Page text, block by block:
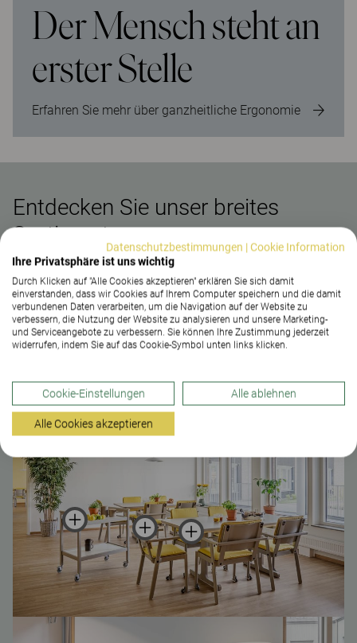
Der Mensch steht an
erster Stelle
Erfahren Sie mehr über ganzheitliche Ergonomie
Entdecken Sie unser breites
Sortiment
Lassen Sie sich inspirieren und lernen Sie unsere
nachhaltigen Möbel und flexiblen
Einrichtungslösungen kennen. Ein Design, das
Funktion und Ästhetik hervorragend vereint.
Datenschutzbestimmungen |Cookie Information
Ihre Privatsphäre ist uns wichtig
Durch Klicken auf "Alle Cookies akzeptieren" erklären Sie sich damit
einverstanden, dass wir Cookies auf Ihrem Computer speichern und die damit
verbundenen Daten verarbeiten, um die Navigation auf der Website zu
verbessern, die Nutzung der Website zu analysieren und unsere Marketing-
und Serviceangebote zu verbessern. Sie können Ihre Zustimmung jederzeit
widerrufen, indem Sie auf das Cookie-Symbol unten links klicken.
Cookie-Einstellungen Alle ablehnen
Alle Cookies akzeptieren